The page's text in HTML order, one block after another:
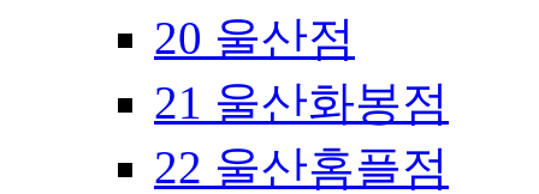
20 울산점
21 울산화봉점
22 울산홈플점